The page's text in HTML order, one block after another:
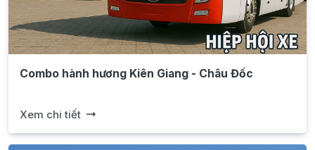
Combo hành hương Kiên Giang - Châu Đốc
Xem chi tiết